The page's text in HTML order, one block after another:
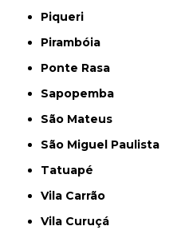
Piqueri
Pirambóia
Ponte Rasa
Sapopemba
São Mateus
São Miguel Paulista
Tatuapé
Vila Carrão
Vila Curuçá